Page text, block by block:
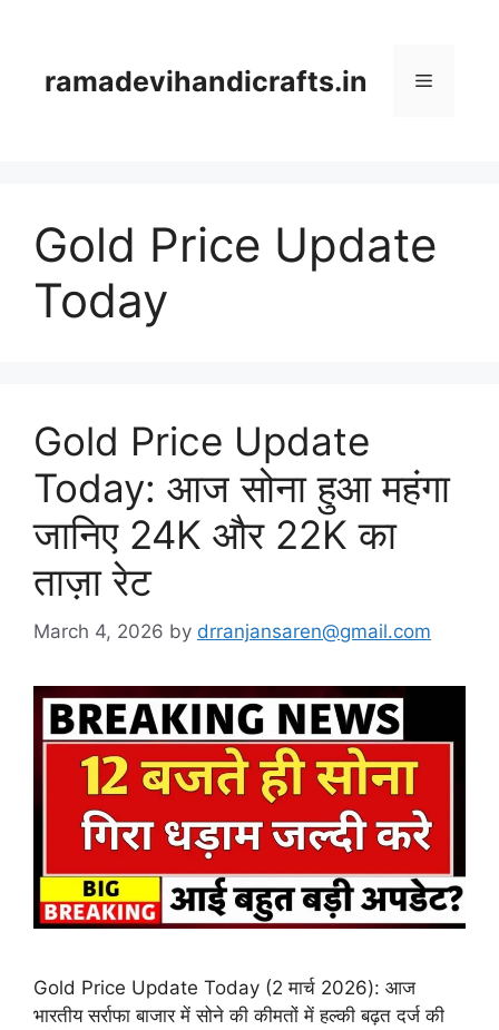
ramadevihandicrafts.in Menu
Gold Price Update
Today
Gold Price Update
Today: आज सोना हुआ महंगा
जानिए 24K और 22K का
ताज़ा रेट
March 4, 2026 by drranjansaren@gmail.com
Gold Price Update Today (2 मार्च 2026): आज
भारतीय सर्राफा बाजार में सोने की कीमतों में हल्की बढ़त दर्ज की